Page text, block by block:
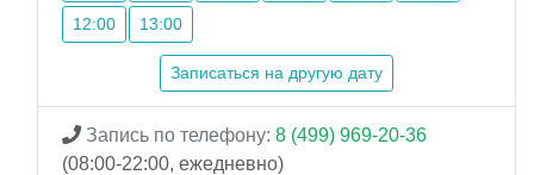
12:00 13:00
Записаться на другую дату
Запись по телефону: 8 (499) 969-20-36
(08:00-22:00, ежедневно)